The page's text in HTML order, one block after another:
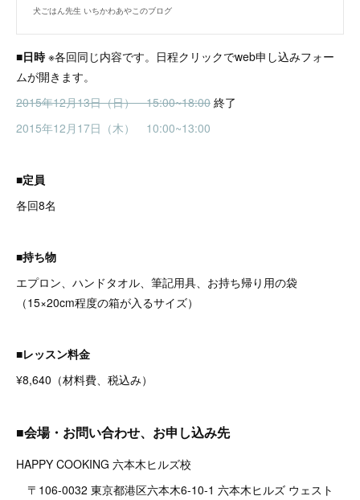
犬ごはん先生 いちかわあやこのブログ
■日時※各回同じ内容です。日程クリックでweb申し込みフォー
ムが開きます。
2015年12月13日（日） 15:00~18:00 終了
2015年12月17日（木） 10:00~13:00
■定員
各回8名
■持ち物
エプロン、ハンドタオル、筆記用具、お持ち帰り用の袋
（15×20cm程度の箱が入るサイズ）
■レッスン料金
¥8,640（材料費、税込み）​
■会場・お問い合わせ、お申し込み先
HAPPY COOKING 六本木ヒルズ校
〒106-0032 東京都港区六本木6-10-1 六本木ヒルズ ウェスト